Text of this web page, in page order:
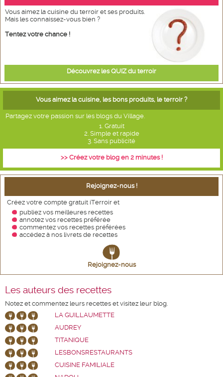
Vous aimez la cuisine du terroir et ses produits.
Mais les connaissez-vous bien ?
Tentez votre chance !
Découvrez les QUIZ du terroir
Vous aimez la cuisine, les bons produits, le terroir ?
Partagez votre passion sur les blogs du Village.
1. Gratuit
2. Simple et rapide
3. Sans publicité
>> Créez votre blog en 2 minutes !
Rejoignez-nous !
Créez votre compte gratuit iTerroir et
publiez vos meilleures recettes
annotez vos recettes préférée
commentez vos recettes préférées
accédez à nos livrets de recettes
Rejoignez-nous
Les auteurs des recettes
Notez et commentez leurs recettes et visitez leur blog.
LA GUILLAUMETTE
AUDREY
TITANIQUE
LESBONSRESTAURANTS
CUISINE FAMILIALE